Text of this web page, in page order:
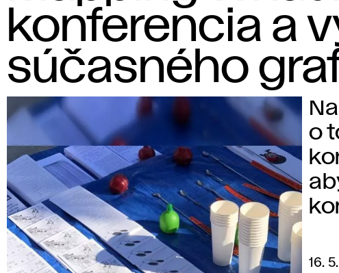
konferencia a
súčasného
o
16.